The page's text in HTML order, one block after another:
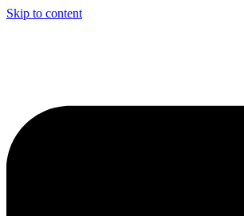
Skip to content